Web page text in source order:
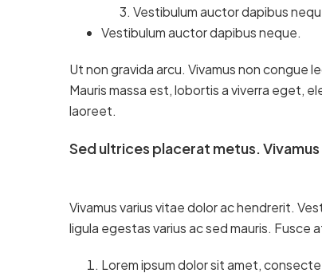
Vestibulum auctor dapibus
Vestibulum auctor dapibus neque.
Ut non gravida arcu. Vivamus non congue
Mauris massa est, lobortis a viverra eget,
laoreet.
Sed ultrices placerat metus.
Vivamus varius vitae dolor ac hendrerit.
ligula egestas varius ac sed mauris. Fusce
Lorem ipsum dolor sit amet,